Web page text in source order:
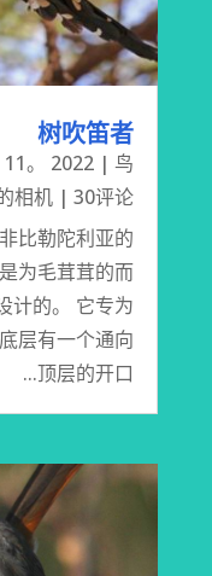
树吹笛者
。 2022 |鸟
相机 | 30评论
比勒陀利亚的
为毛茸茸的而
计的。 它专为
层有一个通向
顶层的开口...